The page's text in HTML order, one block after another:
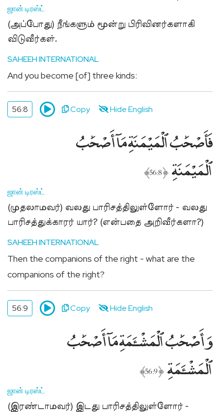
ஜான் டிரஸ்ட்
(அப்போது) நீங்களும் மூன்று பிரிவினர்களாகி
விடுவீர்கள்.
SAHEEH INTERNATIONAL
And you become [of] three kinds:
56:8 Copy Hide English
فَأَصْحَٰبُ ٱلْمَيْمَنَةِ مَآ أَصْحَٰبُ
ٱلْمَيْمَنَةِ ﴿56:8﴾
ஜான் டிரஸ்ட்
(முதலாமவர்) வலது பாரிசத்திலுள்ளோர் - வலது
பாரிசத்துக்காரர் யார்? (என்பதை அறிவீர்களா?)
SAHEEH INTERNATIONAL
Then the companions of the right - what are the
companions of the right?
56:9 Copy Hide English
وَأَصْحَٰبُ ٱلْمَشْـَٔمَةِ مَآ أَصْحَٰبُ
ٱلْمَشْـَٔمَةِ ﴿56:9﴾
ஜான் டிரஸ்ட்
(இரண்டாமவர்) இடது பாரிசத்திலுள்ளோர் -